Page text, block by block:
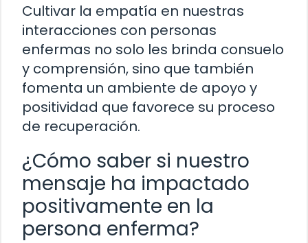
Cultivar la empatía en nuestras
interacciones con personas
enfermas no solo les brinda consuelo
y comprensión, sino que también
fomenta un ambiente de apoyo y
positividad que favorece su proceso
de recuperación.
¿Cómo saber si nuestro
mensaje ha impactado
positivamente en la
persona enferma?